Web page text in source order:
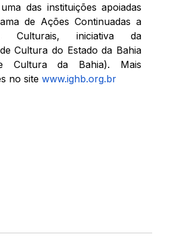
das instituições apoiadas
de Ações Continuadas a
Culturais, iniciativa da
Cultura do Estado da Bahia
Cultura da Bahia). Mais
no site www.ighb.org.br